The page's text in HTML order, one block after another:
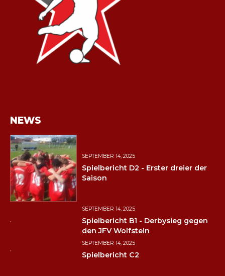
NEWS
SEPTEMBER 14, 2025
Spielbericht D2 - Erster dreier der
Saison
SEPTEMBER 14, 2025
Spielbericht B1 - Derbysieg gegen
den JFV Wolfstein
SEPTEMBER 14, 2025
Spielbericht C2